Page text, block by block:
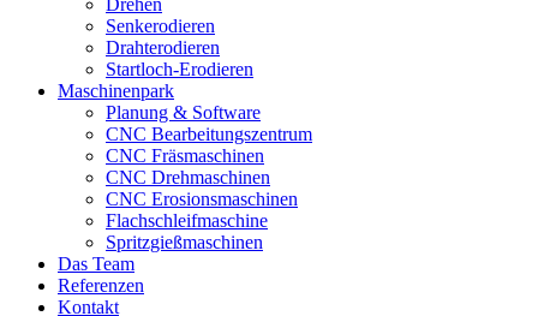
Senkerodieren
Drahterodieren
Startloch-Erodieren
Maschinenpark
Planung & Software
CNC Bearbeitungszentrum
CNC Fräsmaschinen
CNC Drehmaschinen
CNC Erosionsmaschinen
Flachschleifmaschine
Spritzgießmaschinen
Das Team
Referenzen
Kontakt